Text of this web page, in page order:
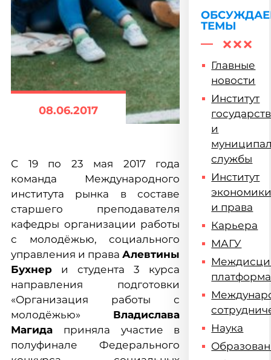
08.06.2017
С 19 по 23 мая 2017 года
команда Международного
института рынка в составе
старшего преподавателя
кафедры организации работы
с молодёжью, социального
управления и праваАлевтины
Бухнер и студента 3 курса
направления подготовки
«Организация работы с
молодёжью» Владислава
Магида приняла участие в
полуфинале Федерального
ТЕМЫ
Главные
новости
Институт
и
службы
Институт
и права
Карьера
МАГУ
платформа
Наука